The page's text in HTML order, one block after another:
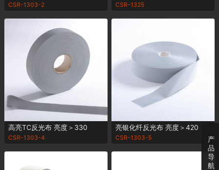
CSR-1303-2 CSR-1325
高亮TC反光布 亮度＞330
CSR-1303-4
亮银化纤反光布 亮度＞420
CSR-1303-5
产
品
导
航